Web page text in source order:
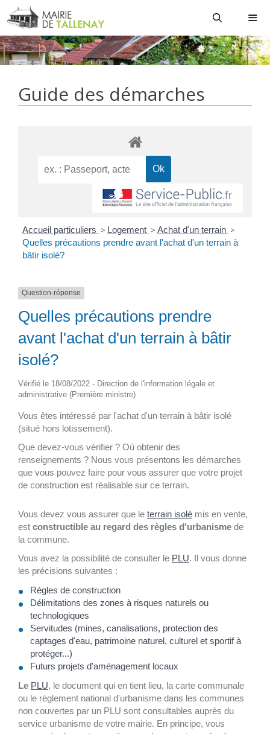
Aller
au
contenu
Guide des démarches
Accueil particuliers > Logement > Achat d'un terrain >
Quelles précautions prendre avant l'achat d'un terrain à
bâtir isolé?
Question-réponse
Quelles précautions prendre
avant l'achat d'un terrain à bâtir
isolé?
Vérifié le 18/08/2022 - Direction de l'information légale et
administrative (Première ministre)
Vous êtes intéressé par l'achat d'un terrain à bâtir isolé
(situé hors lotissement).
Que devez-vous vérifier ? Où obtenir des
renseignements ? Nous vous présentons les démarches
que vous pouvez faire pour vous assurer que votre projet
de construction est réalisable sur ce terrain.
Vous devez vous assurer que le terrain isolé mis en vente,
est constructible au regard des règles d'urbanisme de
la commune.
Vous avez la possibilité de consulter le PLU. Il vous donne
les précisions suivantes :
Règles de construction
Délimitations des zones à risques naturels ou
technologiques
Servitudes (mines, canalisations, protection des
captages d'eau, patrimoine naturel, culturel et sportif à
protéger...)
Futurs projets d'aménagement locaux
Le PLU, le document qui en tient lieu, la carte communale
ou le règlement national d'urbanisme dans les communes
non couvertes par un PLU sont consultables auprès du
service urbanisme de votre mairie. En principe, vous